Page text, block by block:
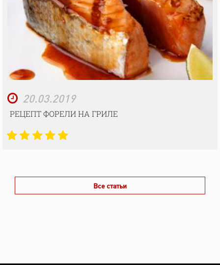
20.03.2019
РЕЦЕПТ ФОРЕЛИ НА ГРИЛЕ
Все статьи